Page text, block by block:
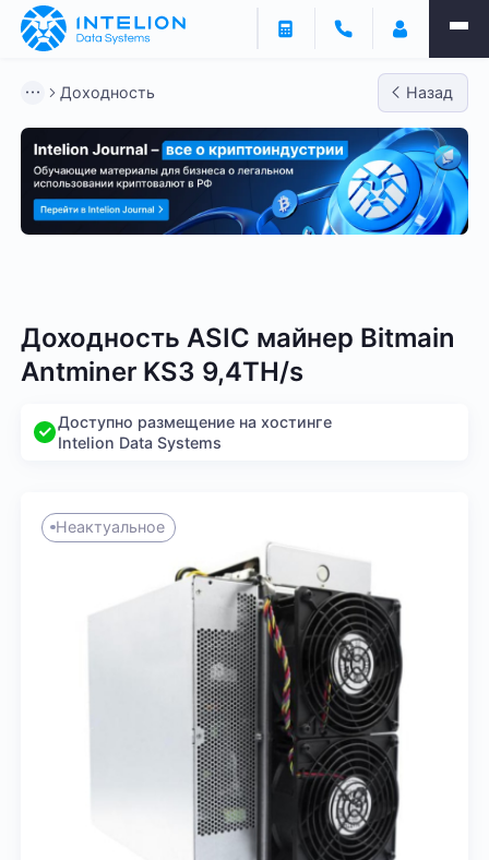
Доходность Назад
Доходность ASIC майнер Bitmain
Antminer KS3 9,4TH/s
Доступно размещение на хостинге
Intelion Data Systems
Неактуальное